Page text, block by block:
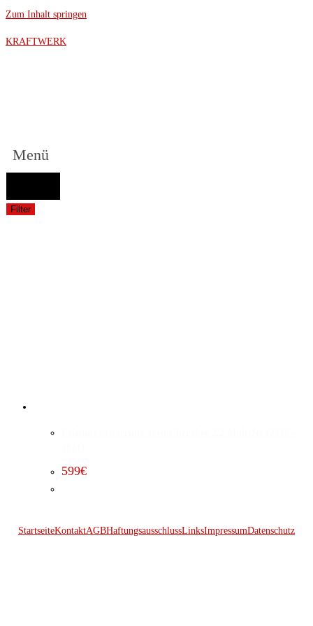
Zum Inhalt springen
KRAFTWERK
Menü
Filter
599€
StartseiteKontaktAGBHaftungsausschlussLinksImpressumDatenschutz